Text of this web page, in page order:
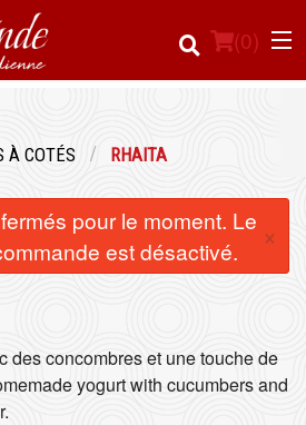
(0)
À COTÉS RHAITA
pour le moment. Le
est désactivé.
×
des concombres et une touche de
yogurt with cucumbers and